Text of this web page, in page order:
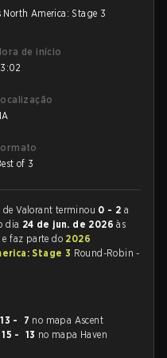
America: Stage 3
de início
of 3
Valorant terminou 0 - 2 a
dia 24 de jun. de 2026às
e faz parte do 2026
Stage 3 Round-Robin -
13 - 7 no mapa Ascent
15 - 13 no mapa Haven